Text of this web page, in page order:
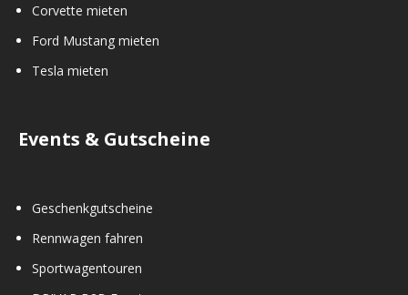
Corvette mieten
Ford Mustang mieten
Tesla mieten
Events & Gutscheine
Geschenkgutscheine
Rennwagen fahren
Sportwagentouren